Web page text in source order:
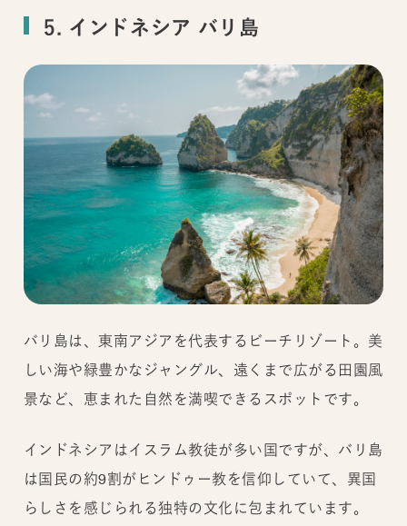
5. インドネシア バリ島
バリ島は、東南アジアを代表するビーチリゾート。美
しい海や緑豊かなジャングル、遠くまで広がる田園風
景など、恵まれた自然を満喫できるスポットです。
インドネシアはイスラム教徒が多い国ですが、バリ島
は国民の約9割がヒンドゥー教を信仰していて、異国
らしさを感じられる独特の文化に包まれています。